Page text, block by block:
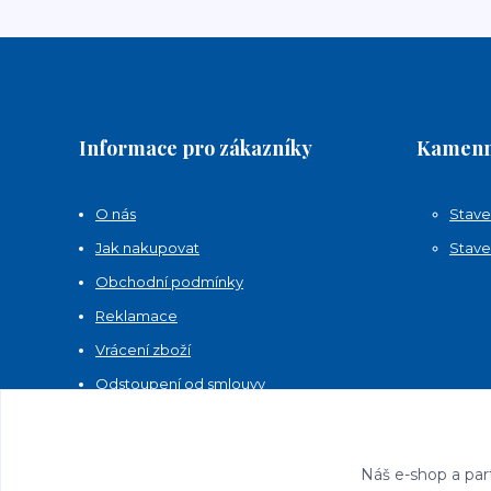
Informace pro zákazníky
O nás
Jak nakupovat
Obchodní podmínky
Reklamace
Vrácení zboží
Odstoupení od smlouvy
Náš e-shop a